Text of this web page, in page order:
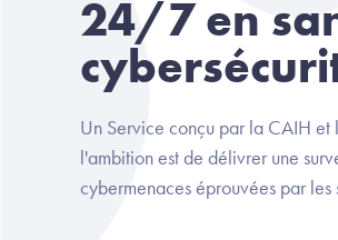
24/7 en
Un Service conçu par la CAIH et
l'ambition est de délivrer une
cybermenaces éprouvées par les